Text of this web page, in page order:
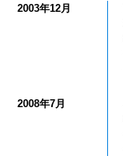
2003年12月
2008年7月